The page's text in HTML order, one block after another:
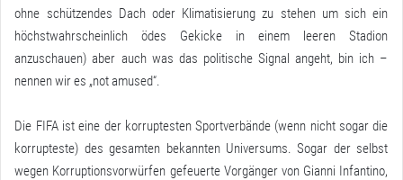
ohne schützendes Dach oder Klimatisierung zu stehen um sich ein
höchstwahrscheinlich ödes Gekicke in einem leeren Stadion
anzuschauen) aber auch was das politische Signal angeht, bin ich –
nennen wir es „not amused“.
Die FIFA ist eine der korruptesten Sportverbände (wenn nicht sogar die
korrupteste) des gesamten bekannten Universums. Sogar der selbst
wegen Korruptionsvorwürfen gefeuerte Vorgänger von Gianni Infantino,